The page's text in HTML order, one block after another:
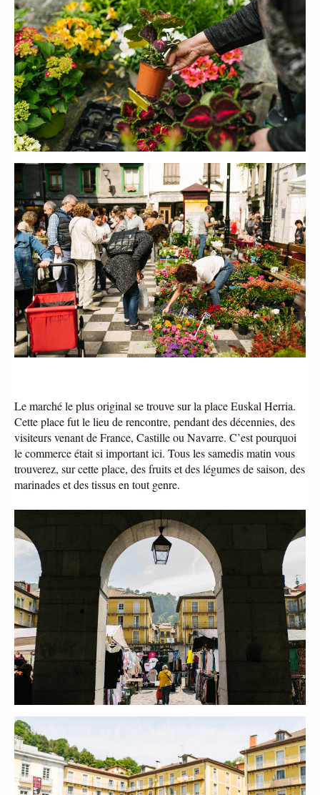
Le marché le plus original se trouve sur la place Euskal Herria.
Cette place fut le lieu de rencontre, pendant des décennies, des
visiteurs venant de France, Castille ou Navarre. C’est pourquoi
le commerce était si important ici. Tous les samedis matin vous
trouverez, sur cette place, des fruits et des légumes de saison, des
marinades et des tissus en tout genre.